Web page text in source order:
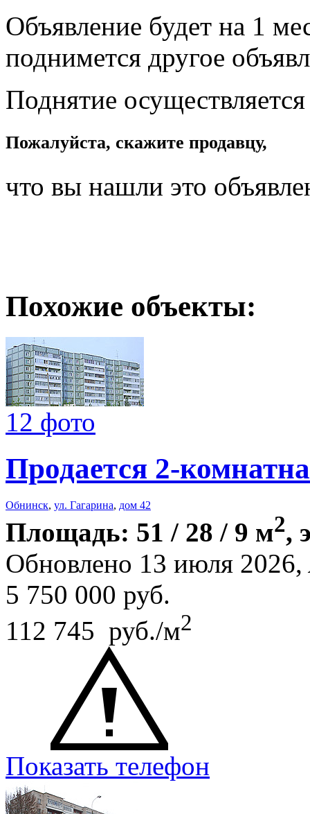
Объявление будет на 1
поднимется другое
Поднятие
Пожалуйста, скажите продавцу,
что вы нашли это
Похожие объекты:
12 фото
Продается 2-
Обнинск, ул. Гагарина, дом 42
Площадь: 51 / 28 / 9 м2,
Обновлено 13 июля 2026,
5 750 000 руб.
112 745 руб./м2
Показать телефон